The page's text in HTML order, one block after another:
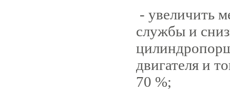
- увеличить
службы и
двигателя и
70 %;